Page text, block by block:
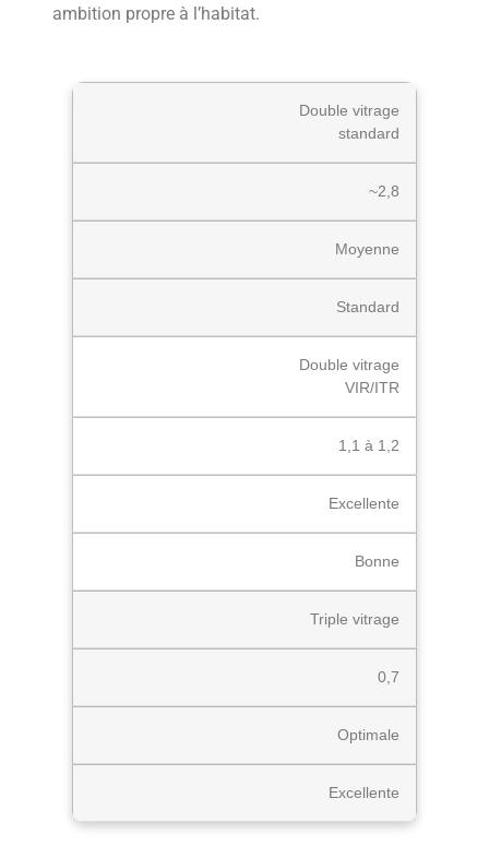
ambition propre à l’habitat.
Double vitrage
standard
~2,8
Moyenne
Standard
Double vitrage
VIR/ITR
1,1 à 1,2
Excellente
Bonne
Triple vitrage
0,7
Optimale
Excellente